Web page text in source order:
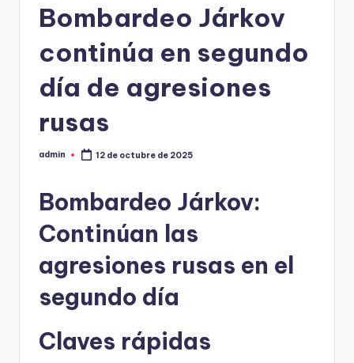
Bombardeo Járkov
continúa en segundo
día de agresiones
rusas
Publicado
admin 12 de octubre de 2025
Bombardeo Járkov:
Continúan las
agresiones rusas en el
segundo día
Claves rápidas